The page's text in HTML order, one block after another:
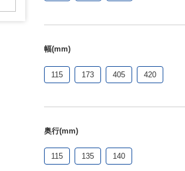
幅(mm)
115 173 405 420
奥行(mm)
115 135 140